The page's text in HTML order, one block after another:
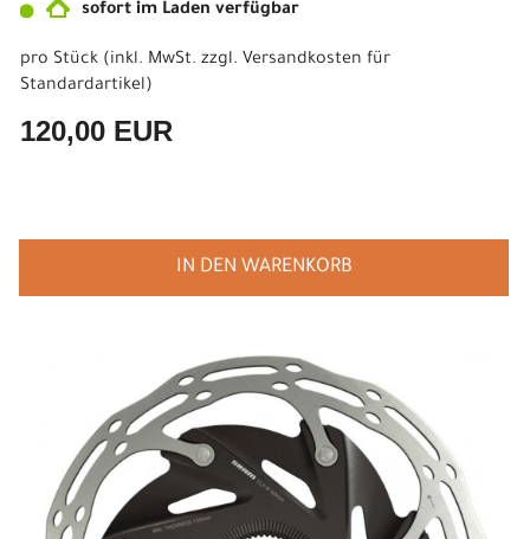
sofort im Laden verfügbar
pro Stück (inkl. MwSt. zzgl. Versandkosten für
Standardartikel)
120,00 EUR
IN DEN WARENKORB